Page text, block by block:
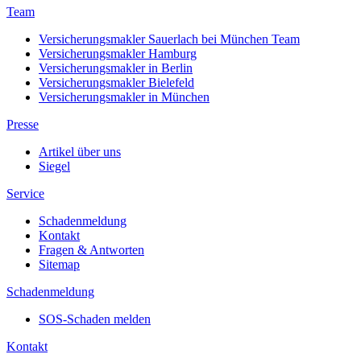
Team
Versicherungsmakler Sauerlach bei München Team
Versicherungsmakler Hamburg
Versicherungsmakler in Berlin
Versicherungsmakler Bielefeld
Versicherungsmakler in München
Presse
Artikel über uns
Siegel
Service
Schadenmeldung
Kontakt
Fragen & Antworten
Sitemap
Schadenmeldung
SOS-Schaden melden
Kontakt